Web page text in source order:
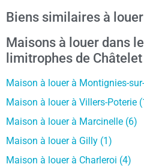
Biens similaires à
Maisons à louer dans
limitrophes de Châtelet
Maison à louer à Montignies-
Maison à louer à Villers-Poterie
Maison à louer à Marcinelle (6)
Maison à louer à Gilly (1)
Maison à louer à Charleroi (4)